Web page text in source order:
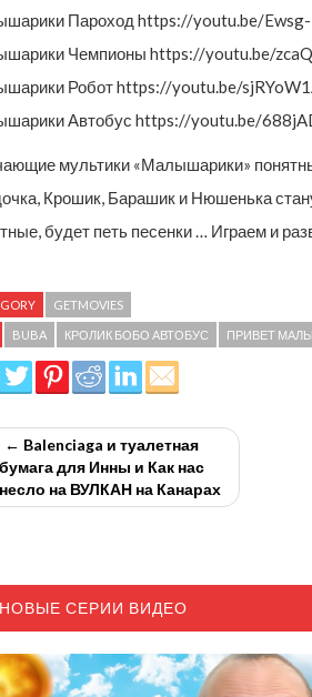
Пароход https://youtu.be/Ewsg-
Чемпионы https://youtu.be/
Робот https://youtu.be/
Автобус https://youtu.be/
мультики «Малышарики»
Крошик, Барашик и Нюшенька
будет петь песенки … Играем и
GETMOVIES
BUBA КРОЛИК БОБО АВТОБУС ПРИВЕТ
← Balenciaga и туалетная
бумага для Инны и Как нас
на ВУЛКАН на Канарах
НОВЫЕ СЕРИИ ВИДЕО